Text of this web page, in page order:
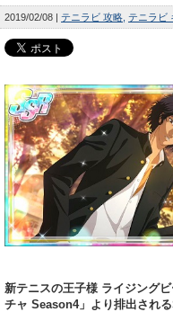
2019/02/08 テニラビ 攻略 テニラビ
新テニスの王子様 ライジング
チャ Season4」より排出され